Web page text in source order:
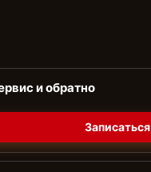
и обратно
Записаться